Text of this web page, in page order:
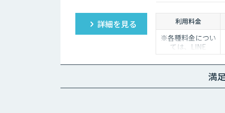
低コストで導入でき
詳細を見る 利用料金
※各種料金につい
ては、LINE
WORKS Visionの
販売店までお問合
せください。満